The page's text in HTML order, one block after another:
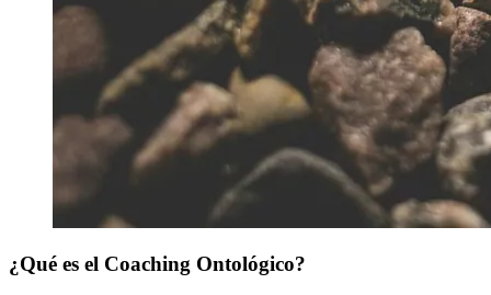
¿Qué es el Coaching Ontológico?